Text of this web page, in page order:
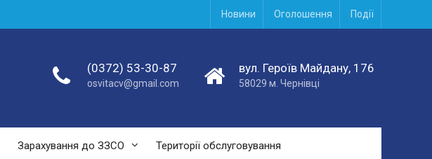
Новини Оголошення Події
(0372) 53-30-87
osvitacv@gmail.com
вул. Героїв Майдану, 176
58029 м. Чернівці
Зарахування до ЗЗСО Території обслуговування